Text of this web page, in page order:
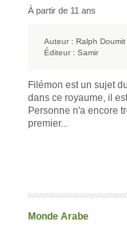
À partir de 11 ans
Auteur : Ralph Doumit
Éditeur : Samir
Filémon est un sujet
dans ce royaume, il
Personne n'a encore
premier...
Monde Arabe